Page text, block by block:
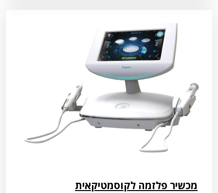
מכשיר פלזמה לקוסמטיקאית